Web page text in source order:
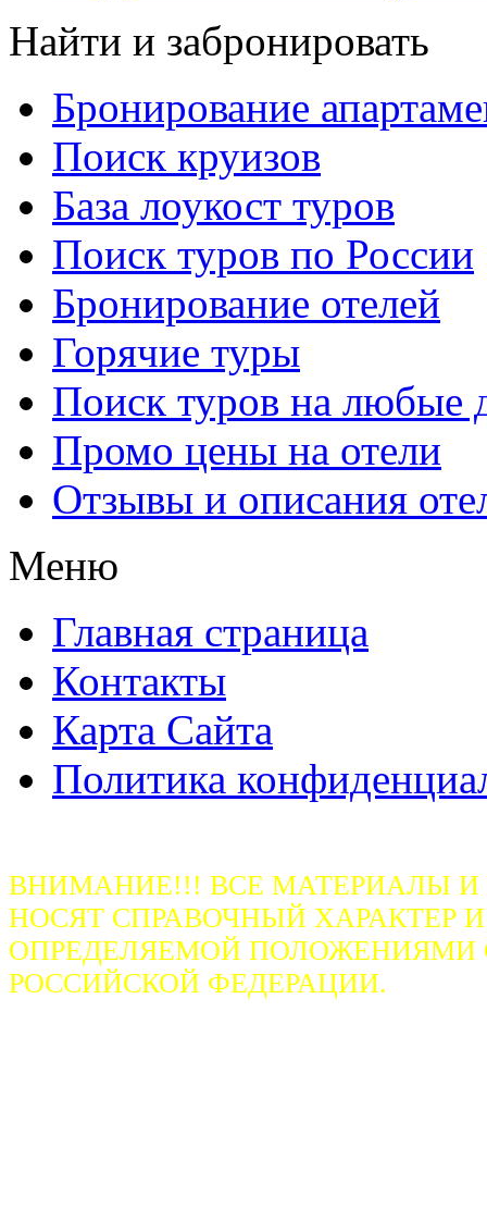
Найти и забронировать
Бронирование
Поиск круизов
База лоукост туров
Поиск туров по России
Бронирование отелей
Горячие туры
Поиск туров на любые
Промо цены на отели
Отзывы и описания
Меню
Главная страница
Контакты
Карта Сайта
Политика
ВНИМАНИЕ!!! ВСЕ МАТЕРИАЛЫ
НОСЯТ СПРАВОЧНЫЙ ХАРАКТЕР
ОПРЕДЕЛЯЕМОЙ ПОЛОЖЕНИЯМИ
РОССИЙСКОЙ ФЕДЕРАЦИИ.